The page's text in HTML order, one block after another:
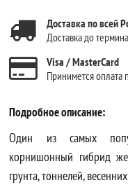
Доставка по всей
Доставка до
Visa / MasterCard
Принимется оплата
Подробное описание:
Один из самых
корнишонный гибрид
грунта, тоннелей,